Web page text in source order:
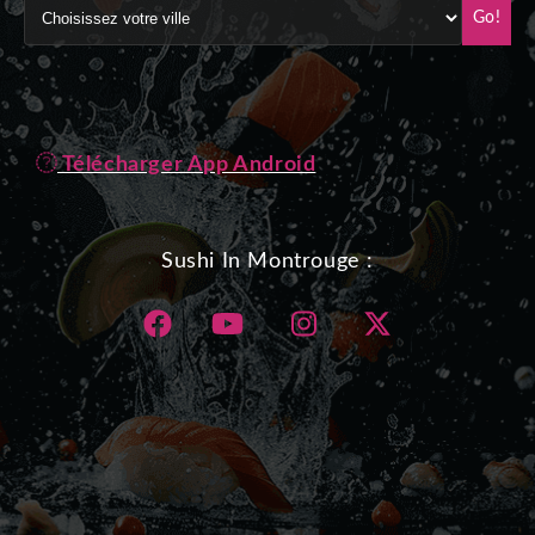
Go!
Télécharger App Android
Sushi In Montrouge :